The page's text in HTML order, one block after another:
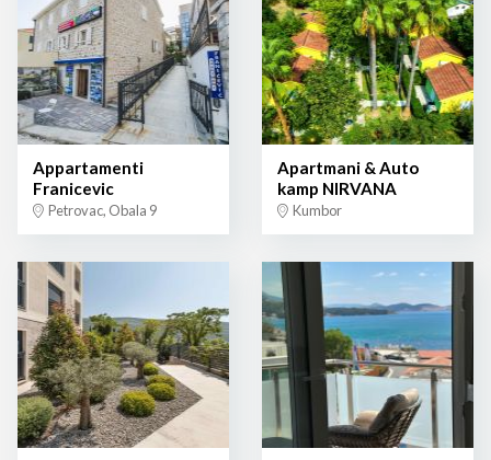
Appartamenti
Franicevic
Petrovac, Obala 9
Apartmani & Auto
kamp NIRVANA
Kumbor